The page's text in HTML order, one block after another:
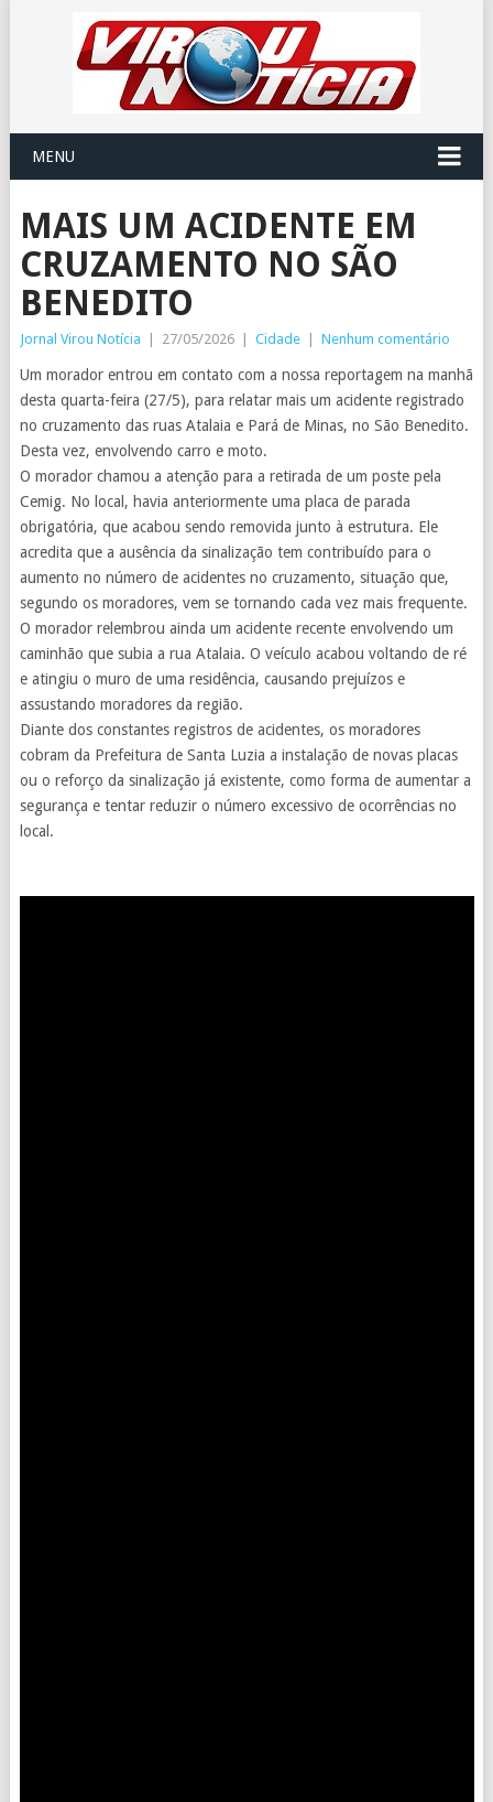
MENU
MAIS UM ACIDENTE EM
CRUZAMENTO NO SÃO
BENEDITO
Jornal Virou Notícia 27/05/2026 Cidade Nenhum comentário
Um morador entrou em contato com a nossa reportagem na manhã
desta quarta-feira (27/5), para relatar mais um acidente registrado
no cruzamento das ruas Atalaia e Pará de Minas, no São Benedito.
Desta vez, envolvendo carro e moto.
O morador chamou a atenção para a retirada de um poste pela
Cemig. No local, havia anteriormente uma placa de parada
obrigatória, que acabou sendo removida junto à estrutura. Ele
acredita que a ausência da sinalização tem contribuído para o
aumento no número de acidentes no cruzamento, situação que,
segundo os moradores, vem se tornando cada vez mais frequente.
O morador relembrou ainda um acidente recente envolvendo um
caminhão que subia a rua Atalaia. O veículo acabou voltando de ré
e atingiu o muro de uma residência, causando prejuízos e
assustando moradores da região.
Diante dos constantes registros de acidentes, os moradores
cobram da Prefeitura de Santa Luzia a instalação de novas placas
ou o reforço da sinalização já existente, como forma de aumentar a
segurança e tentar reduzir o número excessivo de ocorrências no
local.